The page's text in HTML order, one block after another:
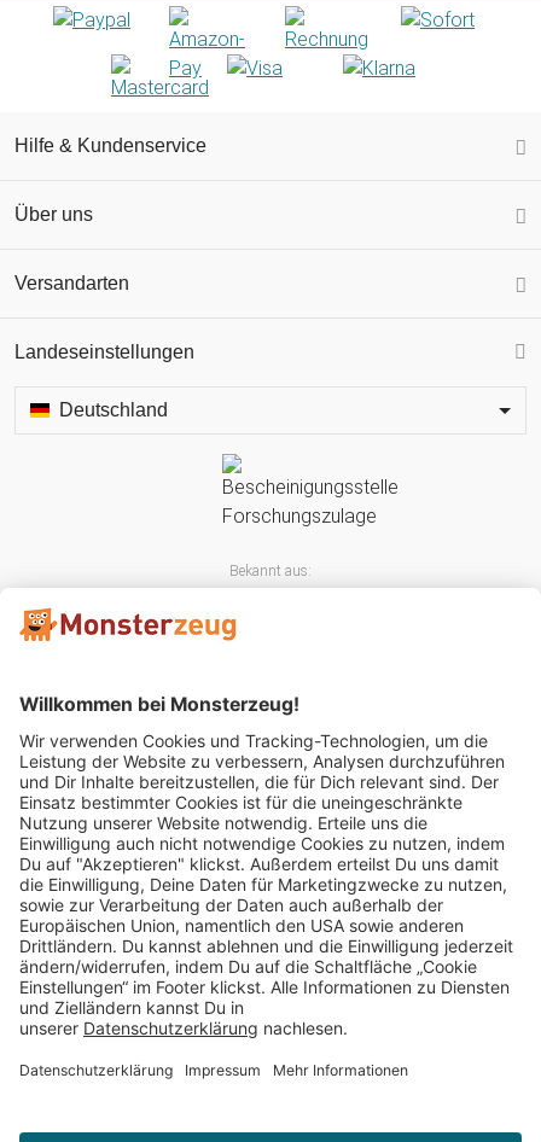
Hilfe & Kundenservice
Über uns
Versandarten
Landeseinstellungen
Deutschland
Bekannt aus:
Mitglied im:
Impressum AGB Widerrufsbelehrung